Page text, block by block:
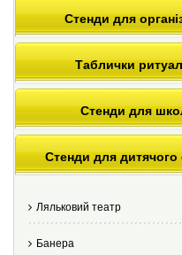
Стенди для
Таблички
Стенди для
Стенди для
Ляльковий театр
Банера